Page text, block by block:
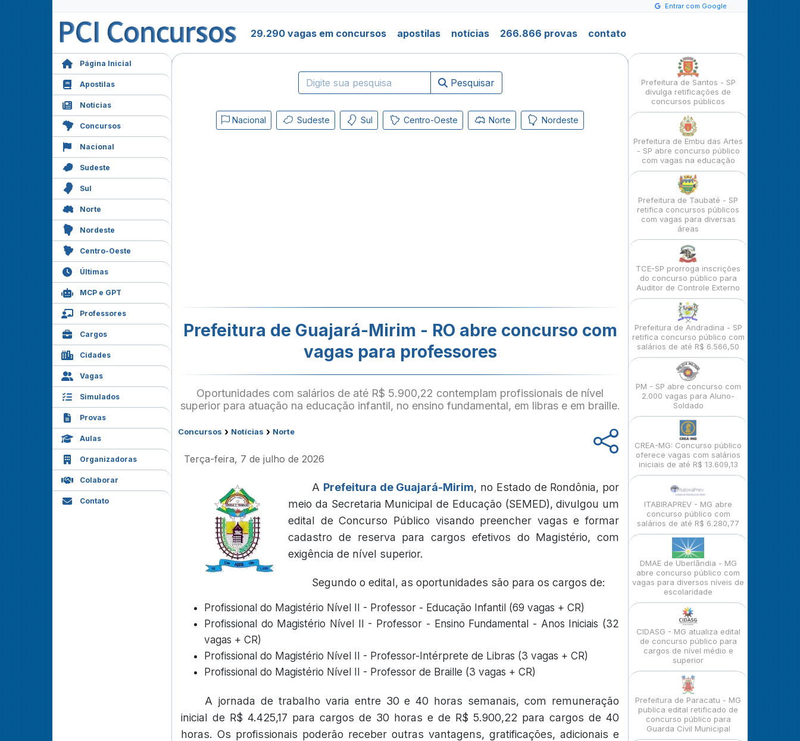
Entrar com Google
29.290 vagas em concursos apostilas notícias 266.866 provas contato
Página Inicial
Apostilas
Notícias
Concursos
Nacional
Sudeste
Sul
Norte
Nordeste
Centro-Oeste
Últimas
MCP e GPT
Professores
Cargos
Cidades
Vagas
Simulados
Provas
Aulas
Organizadoras
Colaborar
Contato
Pesquisar
Nacional Sudeste Sul Centro-Oeste Norte Nordeste
Prefeitura de Guajará-Mirim - RO abre concurso com
vagas para professores
Oportunidades com salários de até R$ 5.900,22 contemplam profissionais de nível
superior para atuação na educação infantil, no ensino fundamental, em libras e em braille.
Concursos › Notícias › Norte
Terça-feira, 7 de julho de 2026
A Prefeitura de Guajará-Mirim, no Estado de Rondônia, por
meio da Secretaria Municipal de Educação (SEMED), divulgou um
edital de Concurso Público visando preencher vagas e formar
cadastro de reserva para cargos efetivos do Magistério, com
exigência de nível superior.
Segundo o edital, as oportunidades são para os cargos de:
Profissional do Magistério Nível II - Professor - Educação Infantil (69 vagas + CR)
Profissional do Magistério Nível II - Professor - Ensino Fundamental - Anos Iniciais (32
vagas + CR)
Profissional do Magistério Nível II - Professor-Intérprete de Libras (3 vagas + CR)
Profissional do Magistério Nível II - Professor de Braille (3 vagas + CR)
A jornada de trabalho varia entre 30 e 40 horas semanais, com remuneração
inicial de R$ 4.425,17 para cargos de 30 horas e de R$ 5.900,22 para cargos de 40
horas. Os profissionais poderão receber outras vantagens, gratificações, adicionais e
Prefeitura de Santos - SP
divulga retificações de
concursos públicos
Prefeitura de Embu das Artes
- SP abre concurso público
com vagas na educação
Prefeitura de Taubaté - SP
retifica concursos públicos
com vagas para diversas
áreas
TCE-SP prorroga inscrições
do concurso público para
Auditor de Controle Externo
Prefeitura de Andradina - SP
retifica concurso público com
salários de até R$ 6.566,50
PM - SP abre concurso com
2.000 vagas para Aluno-
Soldado
CREA-MG: Concurso público
oferece vagas com salários
iniciais de até R$ 13.609,13
ITABIRAPREV - MG abre
concurso público com
salários de até R$ 6.280,77
DMAE de Uberlândia - MG
abre concurso público com
vagas para diversos níveis de
escolaridade
CIDASG - MG atualiza edital
de concurso público para
cargos de nível médio e
superior
Prefeitura de Paracatu - MG
publica edital retificado de
concurso público para
Guarda Civil Municipal